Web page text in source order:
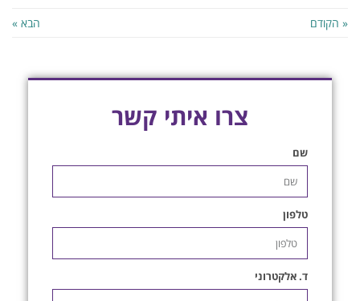
« הקודם הבא »
צרו איתי קשר
שם
טלפון
ד. אלקטרוני